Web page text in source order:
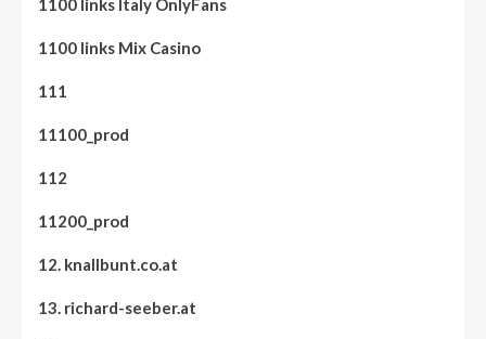
1100 links Italy OnlyFans
1100 links Mix Casino
111
11100_prod
112
11200_prod
12. knallbunt.co.at
13. richard-seeber.at